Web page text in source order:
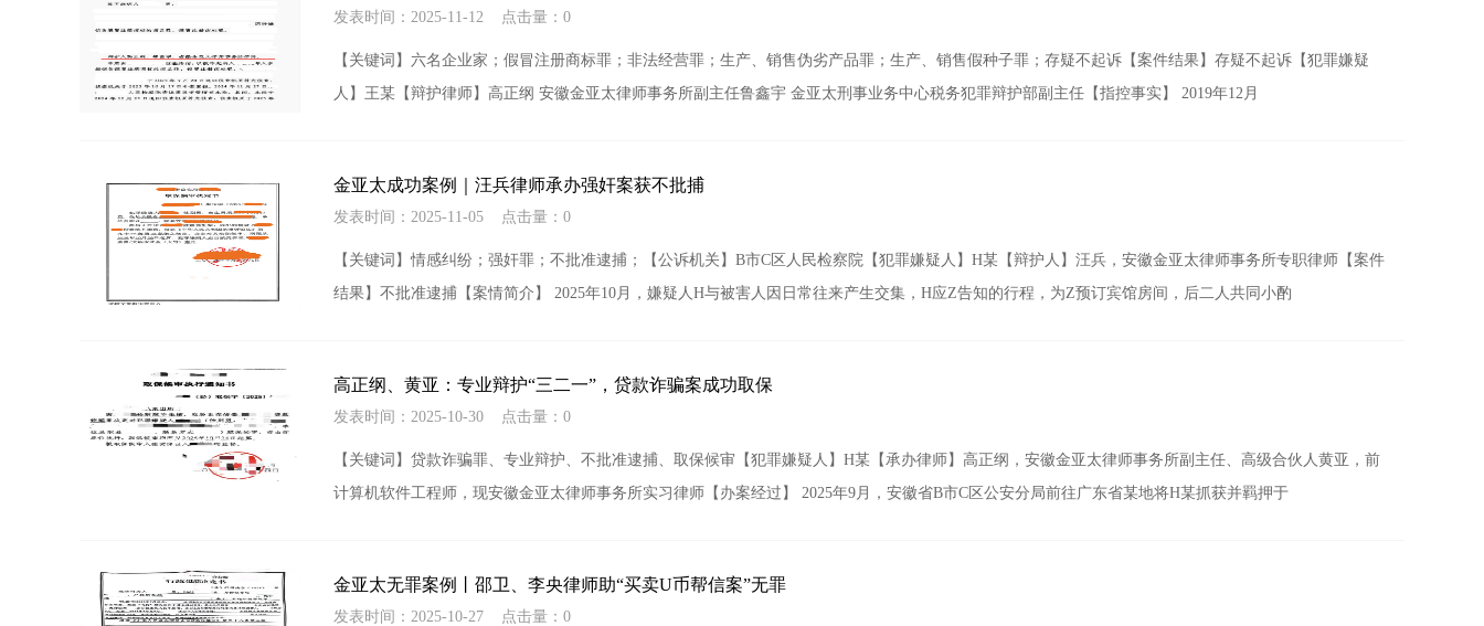
发表时间：2025-11-12 点击量：0
【关键词】六名企业家；假冒注册商标罪；非法经营罪；生产、销售伪劣产品罪；生产、销售假种子罪；存疑不起诉【案件结果】存疑不起诉【犯罪嫌疑
人】王某【辩护律师】高正纲 安徽金亚太律师事务所副主任鲁鑫宇 金亚太刑事业务中心税务犯罪辩护部副主任【指控事实】 2019年12月
金亚太成功案例｜汪兵律师承办强奸案获不批捕
发表时间：2025-11-05 点击量：0
【关键词】情感纠纷；强奸罪；不批准逮捕；【公诉机关】B市C区人民检察院【犯罪嫌疑人】H某【辩护人】汪兵，安徽金亚太律师事务所专职律师【案件
结果】不批准逮捕【案情简介】 2025年10月，嫌疑人H与被害人因日常往来产生交集，H应Z告知的行程，为Z预订宾馆房间，后二人共同小酌
高正纲、黄亚：专业辩护“三二一”，贷款诈骗案成功取保
发表时间：2025-10-30 点击量：0
【关键词】贷款诈骗罪、专业辩护、不批准逮捕、取保候审【犯罪嫌疑人】H某【承办律师】高正纲，安徽金亚太律师事务所副主任、高级合伙人黄亚，前
计算机软件工程师，现安徽金亚太律师事务所实习律师【办案经过】 2025年9月，安徽省B市C区公安分局前往广东省某地将H某抓获并羁押于
金亚太无罪案例丨邵卫、李央律师助“买卖U币帮信案”无罪
发表时间：2025-10-27 点击量：0